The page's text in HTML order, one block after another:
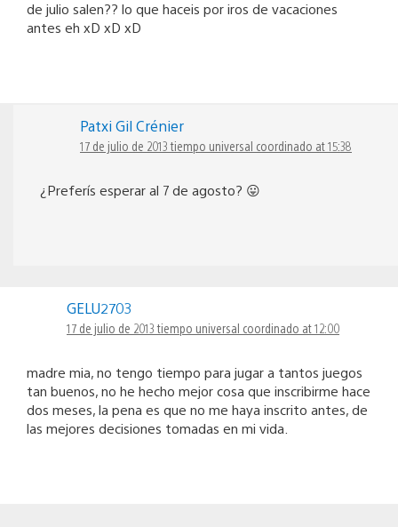
de julio salen?? lo que haceis por iros de vacaciones
antes eh xD xD xD
Patxi Gil Crénier
17 de julio de 2013 tiempo universal coordinado at 15:38
¿Preferís esperar al 7 de agosto? 😛
GELU2703
17 de julio de 2013 tiempo universal coordinado at 12:00
madre mia, no tengo tiempo para jugar a tantos juegos
tan buenos, no he hecho mejor cosa que inscribirme hace
dos meses, la pena es que no me haya inscrito antes, de
las mejores decisiones tomadas en mi vida.